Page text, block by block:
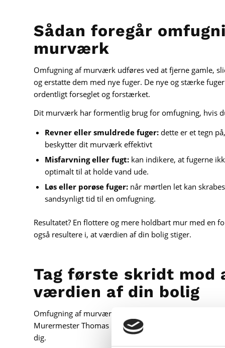
Sådan foregår
murværk
Omfugning af murværk udføres ved at fjerne gamle,
og erstatte dem med nye fuger. De nye og stærke
ordentligt forseglet og forstærket.
Dit murværk har formentlig brug for omfugning, hvis
Revner eller smuldrede fuger: dette er et tegn
beskytter dit murværk effektivt
Misfarvning eller fugt: kan indikere, at fugerne
optimalt til at holde vand ude.
Løs eller porøse fuger: når mørtlen let kan
sandsynligt tid til en omfugning.
Resultatet? En flottere og mere holdbart mur med en
også resultere i, at værdien af din bolig stiger.
Tag første skridt mod
værdien af din bolig
Omfugning af murværk er nøglen til et flottere og
Murermester Thomas Iversen er vi eksperter på
dig.